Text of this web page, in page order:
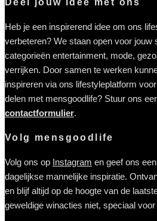
Heb je een inspirerend idee om ons
verbeteren? We staan open voor jouw
categorieën entertainment, mode,
verrijken. Door samen te werken
inspireren via ons lifestyleplatform
delen met mensgoodlife? Stuur ons
contactformulier.
Volg mensgoodlife
Volg ons op Instagram en geef ons
dagelijkse mannelijke inspiratie.
en blijf altijd op de hoogte van de
geweldige winacties niet, speciaal